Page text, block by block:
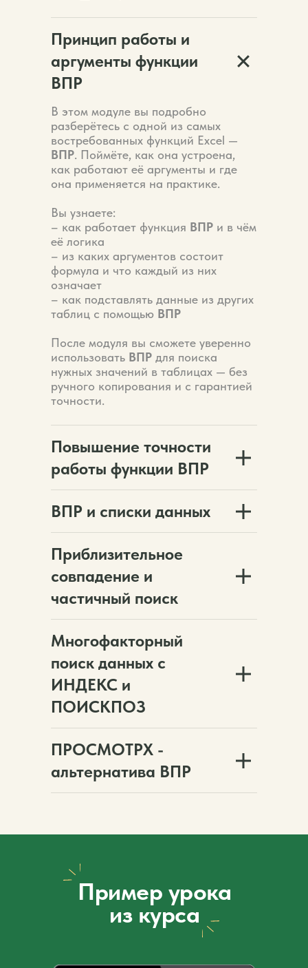
Принцип работы и
аргументы функции
ВПР
В этом модуле вы подробно
разберётесь с одной из самых
востребованных функций Excel —
ВПР. Поймёте, как она устроена,
как работают её аргументы и где
она применяется на практике.
Вы узнаете:
– как работает функция ВПР и в чём
её логика
– из каких аргументов состоит
формула и что каждый из них
означает
– как подставлять данные из других
таблиц с помощью ВПР
После модуля вы сможете уверенно
использовать ВПР для поиска
нужных значений в таблицах — без
ручного копирования и с гарантией
точности.
Повышение точности
работы функции ВПР
ВПР и списки данных
Приблизительное
совпадение и
частичный поиск
Многофакторный
поиск данных с
ИНДЕКС и
ПОИСКПОЗ
ПРОСМОТРХ -
альтернатива ВПР
Пример урока
из курса